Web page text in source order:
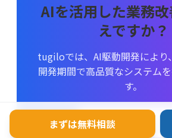
AIを活用した業務
えですか？
tugiloでは、AI駆動開発により
開発期間で高品質なシステム
す。
無料相談する
まずは無料相談